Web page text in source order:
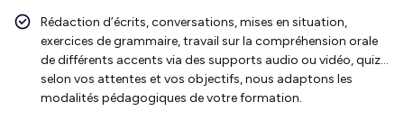
Rédaction d’écrits, conversations, mises en situation,
exercices de grammaire, travail sur la compréhension orale
de différents accents via des supports audio ou vidéo, quiz…
selon vos attentes et vos objectifs, nous adaptons les
modalités pédagogiques de votre formation.